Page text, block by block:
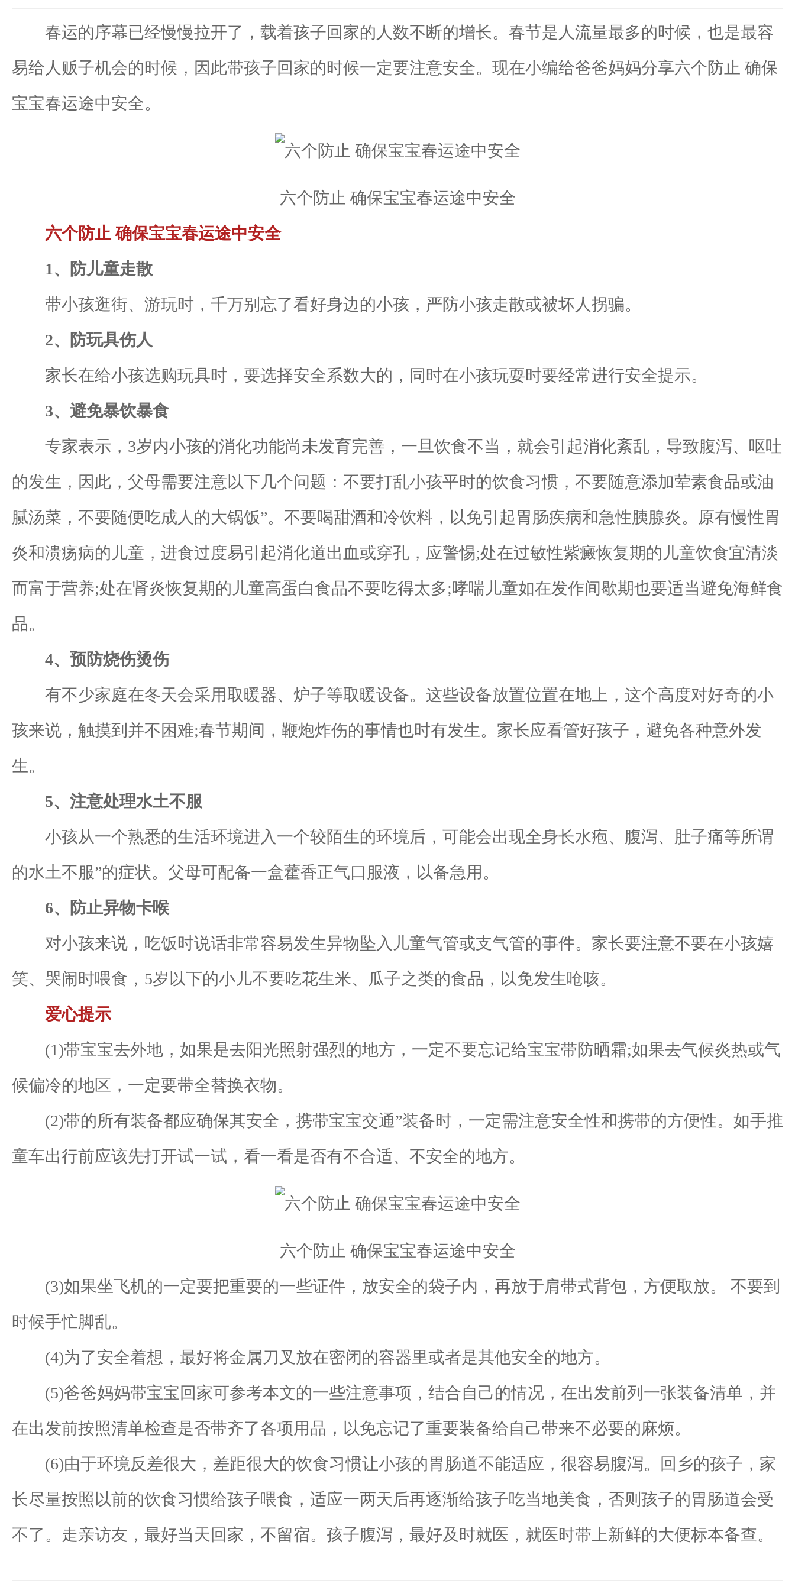
春运的序幕已经慢慢拉开了，载着孩子回家的人数不断的增长。春节是人流量最多的时候，也是最容
易给人贩子机会的时候，因此带孩子回家的时候一定要注意安全。现在小编给爸爸妈妈分享六个防止 确保
宝宝春运途中安全。
六个防止 确保宝宝春运途中安全
六个防止 确保宝宝春运途中安全
1、防儿童走散
带小孩逛街、游玩时，千万别忘了看好身边的小孩，严防小孩走散或被坏人拐骗。
2、防玩具伤人
家长在给小孩选购玩具时，要选择安全系数大的，同时在小孩玩耍时要经常进行安全提示。
3、避免暴饮暴食
专家表示，3岁内小孩的消化功能尚未发育完善，一旦饮食不当，就会引起消化紊乱，导致腹泻、呕吐
的发生，因此，父母需要注意以下几个问题：不要打乱小孩平时的饮食习惯，不要随意添加荤素食品或油
腻汤菜，不要随便吃成人的大锅饭”。不要喝甜酒和冷饮料，以免引起胃肠疾病和急性胰腺炎。原有慢性胃
炎和溃疡病的儿童，进食过度易引起消化道出血或穿孔，应警惕;处在过敏性紫癜恢复期的儿童饮食宜清淡
而富于营养;处在肾炎恢复期的儿童高蛋白食品不要吃得太多;哮喘儿童如在发作间歇期也要适当避免海鲜食
品。
4、预防烧伤烫伤
有不少家庭在冬天会采用取暖器、炉子等取暖设备。这些设备放置位置在地上，这个高度对好奇的小
孩来说，触摸到并不困难;春节期间，鞭炮炸伤的事情也时有发生。家长应看管好孩子，避免各种意外发
生。
5、注意处理水土不服
小孩从一个熟悉的生活环境进入一个较陌生的环境后，可能会出现全身长水疱、腹泻、肚子痛等所谓
的水土不服”的症状。父母可配备一盒藿香正气口服液，以备急用。
6、防止异物卡喉
对小孩来说，吃饭时说话非常容易发生异物坠入儿童气管或支气管的事件。家长要注意不要在小孩嬉
笑、哭闹时喂食，5岁以下的小儿不要吃花生米、瓜子之类的食品，以免发生呛咳。
爱心提示
(1)带宝宝去外地，如果是去阳光照射强烈的地方，一定不要忘记给宝宝带防晒霜;如果去气候炎热或气
候偏冷的地区，一定要带全替换衣物。
(2)带的所有装备都应确保其安全，携带宝宝交通”装备时，一定需注意安全性和携带的方便性。如手推
童车出行前应该先打开试一试，看一看是否有不合适、不安全的地方。
六个防止 确保宝宝春运途中安全
(3)如果坐飞机的一定要把重要的一些证件，放安全的袋子内，再放于肩带式背包，方便取放。 不要到
时候手忙脚乱。
(4)为了安全着想，最好将金属刀叉放在密闭的容器里或者是其他安全的地方。
(5)爸爸妈妈带宝宝回家可参考本文的一些注意事项，结合自己的情况，在出发前列一张装备清单，并
在出发前按照清单检查是否带齐了各项用品，以免忘记了重要装备给自己带来不必要的麻烦。
(6)由于环境反差很大，差距很大的饮食习惯让小孩的胃肠道不能适应，很容易腹泻。回乡的孩子，家
长尽量按照以前的饮食习惯给孩子喂食，适应一两天后再逐渐给孩子吃当地美食，否则孩子的胃肠道会受
不了。走亲访友，最好当天回家，不留宿。孩子腹泻，最好及时就医，就医时带上新鲜的大便标本备查。